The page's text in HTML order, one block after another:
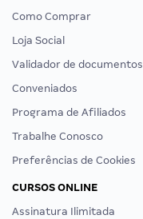
Como Comprar
Loja Social
Validador de documentos
Conveniados
Programa de Afiliados
Trabalhe Conosco
Preferências de Cookies
CURSOS ONLINE
Assinatura Ilimitada